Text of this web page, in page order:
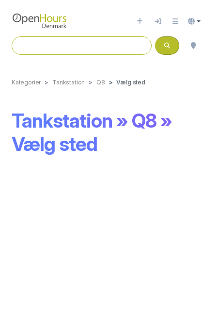
Kategorier Tankstation Q8 Vælg sted
Tankstation » Q8 »
Vælg sted